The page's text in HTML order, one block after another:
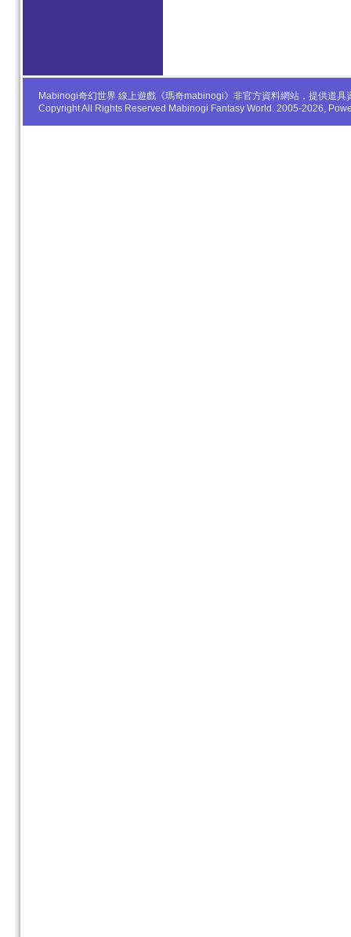
Mabinogi奇幻世界 線上遊戲《瑪奇mabinogi》非官方資料網站，提供道
Copyright All Rights Reserved Mabinogi Fantasy World. 2005-2026,